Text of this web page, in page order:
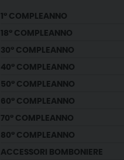
1° COMPLEANNO
18° COMPLEANNO
30° COMPLEANNO
40° COMPLEANNO
50° COMPLEANNO
60° COMPLEANNO
70° COMPLEANNO
80° COMPLEANNO
ACCESSORI BOMBONIERE